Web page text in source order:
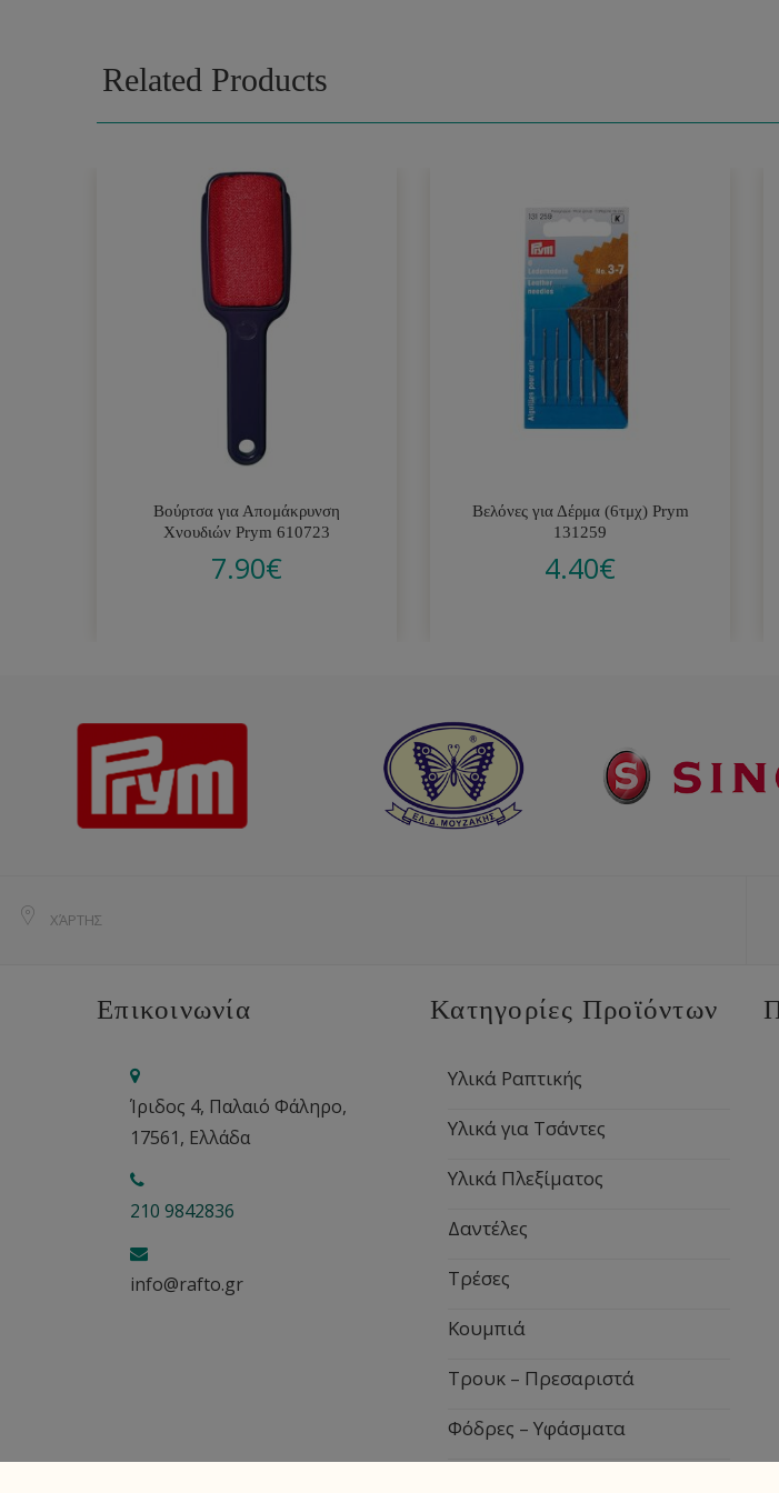
Related Products
Βούρτσα για Απομάκρυνση
Χνουδιών Prym 610723
7.90€
Βελόνες για Δέρμα (6τμχ) Prym
131259
4.40€
ΧΆΡΤΗΣ
Επικοινωνία
Ίριδος 4, Παλαιό Φάληρο,
17561, Ελλάδα
210 9842836
info@rafto.gr
Κατηγορίες Προϊόντων
Υλικά Ραπτικής
Υλικά για Τσάντες
Υλικά Πλεξίματος
Δαντέλες
Τρέσες
Κουμπιά
Τρουκ – Πρεσαριστά
Φόδρες – Υφάσματα